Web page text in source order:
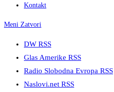
Kontakt
Meni Zatvori
DW RSS
Glas Amerike RSS
Radio Slobodna Evropa RSS
Naslovi.net RSS